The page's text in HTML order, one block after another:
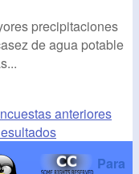
precipitaciones
de agua potable
anteriores
Para